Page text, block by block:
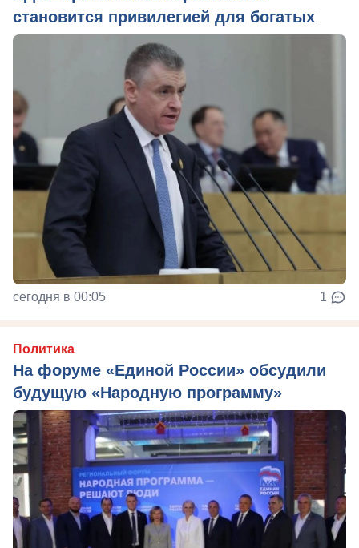
становится привилегией для богатых
сегодня в 00:05 1
Политика
На форуме «Единой России» обсудили
будущую «Народную программу»